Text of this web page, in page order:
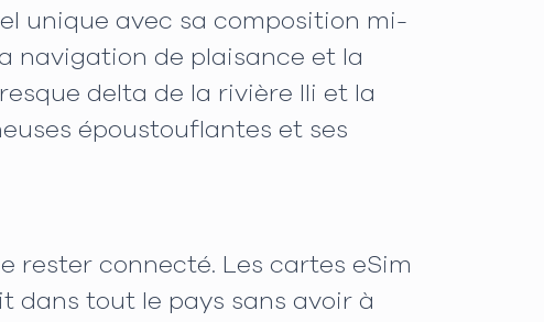
unique avec sa composition mi-
navigation de plaisance et la
delta de la rivière Ili et la
époustouflantes et ses
rester connecté. Les cartes eSim
dans tout le pays sans avoir à